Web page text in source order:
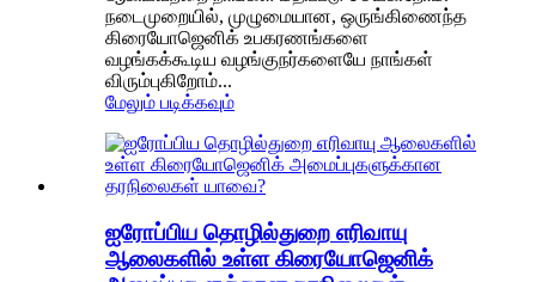
நடைமுறையில், முழுமையான, ஒருங்கிணைந்த
கிரையோஜெனிக் உபகரணங்களை
வழங்கக்கூடிய வழங்குநர்களையே நாங்கள்
விரும்புகிறோம்...
மேலும் படிக்கவும்
ஐரோப்பிய தொழில்துறை எரிவாயு
ஆலைகளில் உள்ள கிரையோஜெனிக்